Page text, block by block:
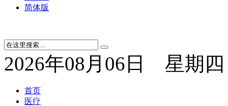
简体版
2026年08月06日 星期四
首页
医疗